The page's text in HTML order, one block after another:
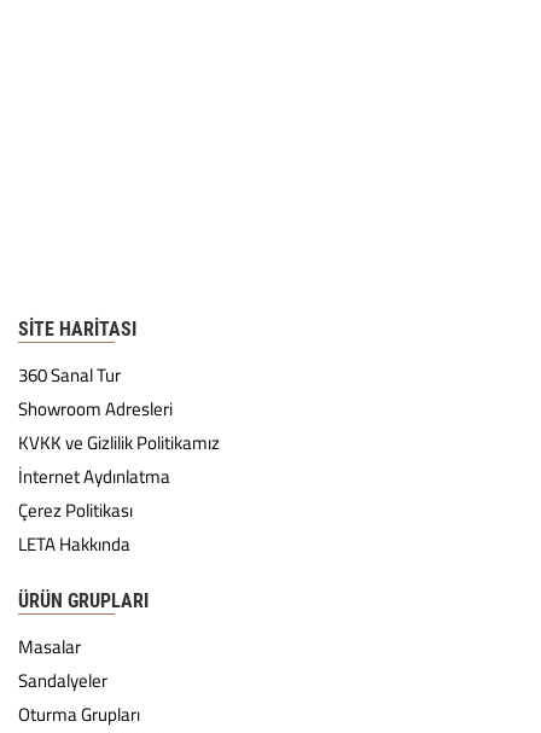
SITE HARITASI
360 Sanal Tur
Showroom Adresleri
KVKK ve Gizlilik Politikamız
İnternet Aydınlatma
Çerez Politikası
LETA Hakkında
ÜRÜN GRUPLARI
Masalar
Sandalyeler
Oturma Grupları